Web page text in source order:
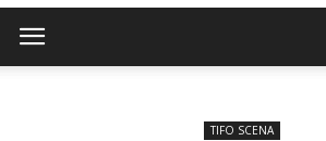
TIFO SCENA